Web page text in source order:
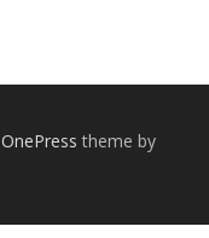
OnePress theme by